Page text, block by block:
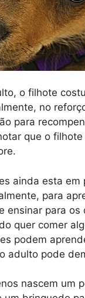
o filhote
no
para
que o
ainda esta
para
para os
quer comer
podem
adulto pode
nascem um